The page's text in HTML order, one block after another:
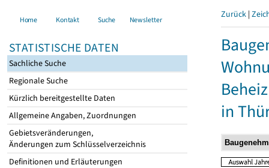
Home Kontakt Suche Newsletter
STATISTISCHE DATEN
Sachliche Suche
Regionale Suche
Kürzlich bereitgestellte Daten
Allgemeine Angaben, Zuordnungen
Gebietsveränderungen,
Änderungen zum Schlüsselverzeichnis
Definitionen und Erläuterungen
Zurück |
in